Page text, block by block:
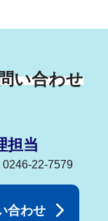
い合わせ
担当
0246-22-7579
合わせ